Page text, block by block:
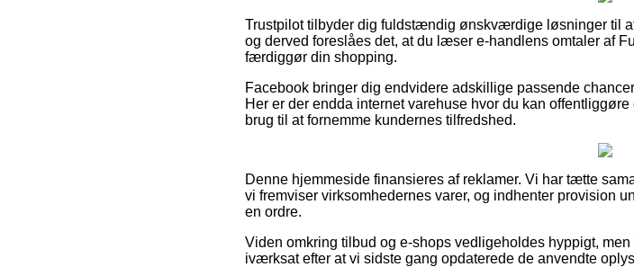
Trustpilot tilbyder dig fuldstændig ønskværdige løsninger til
og derved foreslåes det, at du læser e-handlens omtaler af
færdiggør din shopping.
Facebook bringer dig endvidere adskillige passende
Her er der endda internet varehuse hvor du kan
brug til at fornemme kundernes tilfredshed.
Denne hjemmeside finansieres af reklamer. Vi har tætte
vi fremviser virksomhedernes varer, og indhenter provision
en ordre.
Viden omkring tilbud og e-shops vedligeholdes hyppigt,
iværksat efter at vi sidste gang opdaterede de anvendte